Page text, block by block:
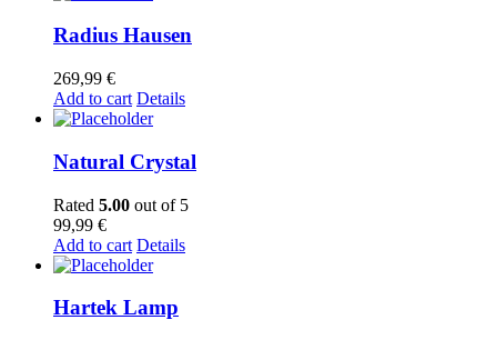
Radius Hausen
269,99 €
Add to cart Details
Natural Crystal
Rated 5.00 out of 5
99,99 €
Add to cart Details
Hartek Lamp